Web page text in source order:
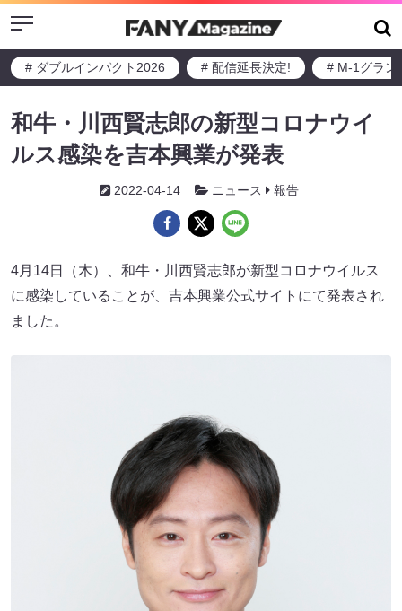
Menu
# ダブルインパクト2026 # 配信延長決定! # M-1グラン
和牛・川西賢志郎の新型コロナウイ
ルス感染を吉本興業が発表
2022-04-14 ニュース 報告
4月14日（木）、和牛・川西賢志郎が新型コロナウイルス
に感染していることが、吉本興業公式サイトにて発表され
ました。